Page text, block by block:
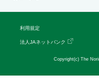
利用規定
法人JAネットバンク
Copyright(c) The